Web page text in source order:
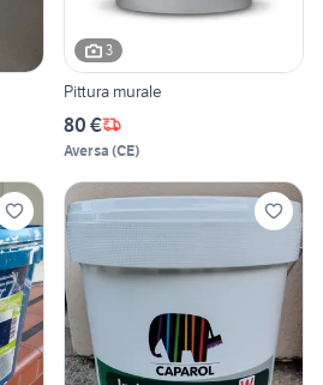
3
Pittura murale
80 €
Aversa (CE)